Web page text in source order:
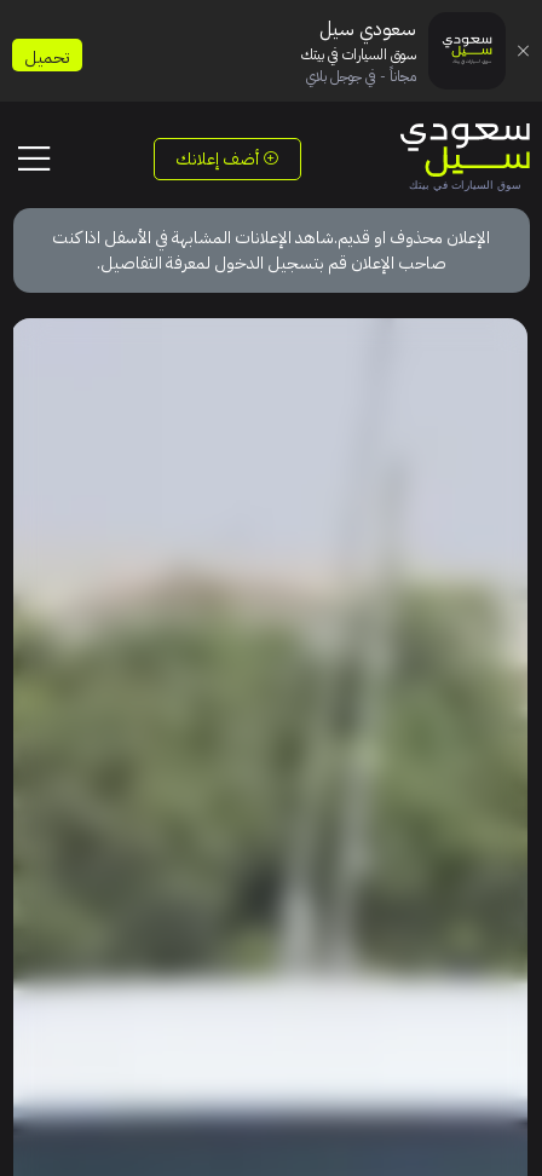
أضف إعلانك
الإعلان محذوف او قديم.شاهد الإعلانات المشابهة في الأسفل اذا كنت
صاحب الإعلان قم بتسجيل الدخول لمعرفة التفاصيل.
سعودي سيل
سوق السيارات في بيتك
مجاناً - في جوجل بلاي
تحميل